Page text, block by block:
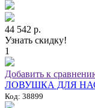
44 542 р.
Узнать скидку!
1
Добавить к
ЛОВУШКА ДЛЯ
Код: 38899